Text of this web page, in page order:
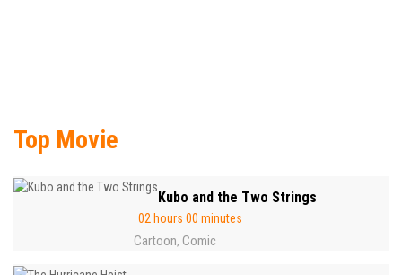
Top Movie
Kubo and the Two Strings
02 hours 00 minutes
Cartoon, Comic